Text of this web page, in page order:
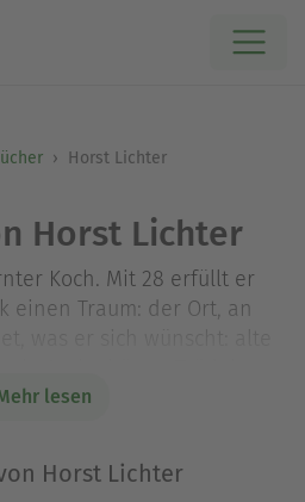
Horst Lichter
Horst Lichter
Koch. Mit 28 erfüllt er
einen Traum: der Ort, an
Ort wird zum Magnet,
1990 eröffnet er die
wird der Club zum
lesen
Horst Lichter